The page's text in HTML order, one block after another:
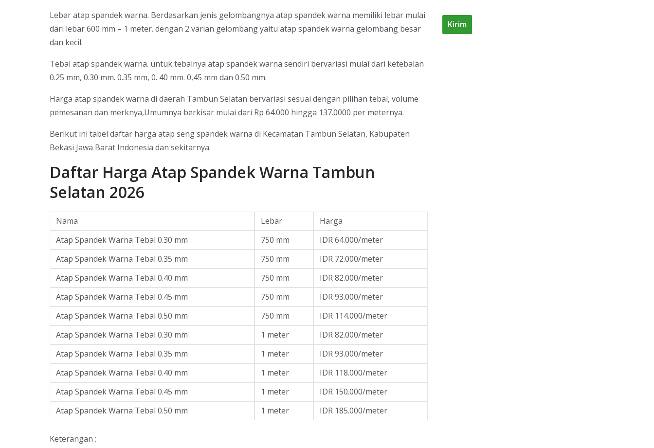
Lebar atap spandek warna. Berdasarkan jenis gelombangnya atap spandek warna memiliki lebar mulai
dari lebar 600 mm – 1 meter. dengan 2 varian gelombang yaitu atap spandek warna gelombang besar
dan kecil.
Tebal atap spandek warna. untuk tebalnya atap spandek warna sendiri bervariasi mulai dari ketebalan
0.25 mm, 0.30 mm. 0.35 mm, 0. 40 mm. 0,45 mm dan 0.50 mm.
Harga atap spandek warna di daerah Tambun Selatan bervariasi sesuai dengan pilihan tebal, volume
pemesanan dan merknya,Umumnya berkisar mulai dari Rp 64.000 hingga 137.0000 per meternya.
Berikut ini tabel daftar harga atap seng spandek warna di Kecamatan Tambun Selatan, Kabupaten
Bekasi Jawa Barat Indonesia dan sekitarnya.
Daftar Harga Atap Spandek Warna Tambun
Selatan 2026
Nama Lebar
Harga
Atap Spandek Warna Tebal 0.30 mm
750 mm
IDR 64.000/meter
Atap Spandek Warna Tebal 0.35 mm
750 mm
IDR 72.000/meter
Atap Spandek Warna Tebal 0.40 mm
750 mm
IDR 82.000/meter
Atap Spandek Warna Tebal 0.45 mm
750 mm
IDR 93.000/meter
Atap Spandek Warna Tebal 0.50 mm
750 mm
IDR 114.000/meter
Atap Spandek Warna Tebal 0.30 mm
1 meter
IDR 82.000/meter
Atap Spandek Warna Tebal 0.35 mm
1 meter
IDR 93.000/meter
Atap Spandek Warna Tebal 0.40 mm
1 meter
IDR 118.000/meter
Atap Spandek Warna Tebal 0.45 mm
1 meter
IDR 150.000/meter
Atap Spandek Warna Tebal 0.50 mm
1 meter IDR 185.000/meter
Keterangan :